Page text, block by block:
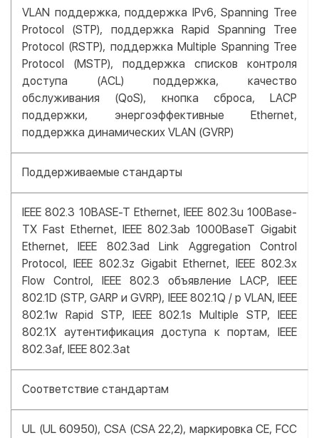
VLAN поддержка, поддержка IPv6, Spanning Tree
Protocol (STP), поддержка Rapid Spanning Tree
Protocol (RSTP), поддержка Multiple Spanning Tree
Protocol (MSTP), поддержка списков контроля
доступа (ACL) поддержка, качество
обслуживания (QoS), кнопка сброса, LACP
поддержки, энергоэффективные Ethernet,
поддержка динамических VLAN (GVRP)
Поддерживаемые стандарты
IEEE 802.3 10BASE-T Ethernet, IEEE 802.3u 100Base-
TX Fast Ethernet, IEEE 802.3ab 1000BaseT Gigabit
Ethernet, IEEE 802.3ad Link Aggregation Control
Protocol, IEEE 802.3z Gigabit Ethernet, IEEE 802.3x
Flow Control, IEEE 802.3 объявление LACP, IEEE
802.1D (STP, GARP и GVRP), IEEE 802.1Q / p VLAN, IEEE
802.1w Rapid STP, IEEE 802.1s Multiple STP, IEEE
802.1X аутентификация доступа к портам, IEEE
802.3af, IEEE 802.3at
Соответствие стандартам
UL (UL 60950), CSA (CSA 22,2), маркировка CE, FCC